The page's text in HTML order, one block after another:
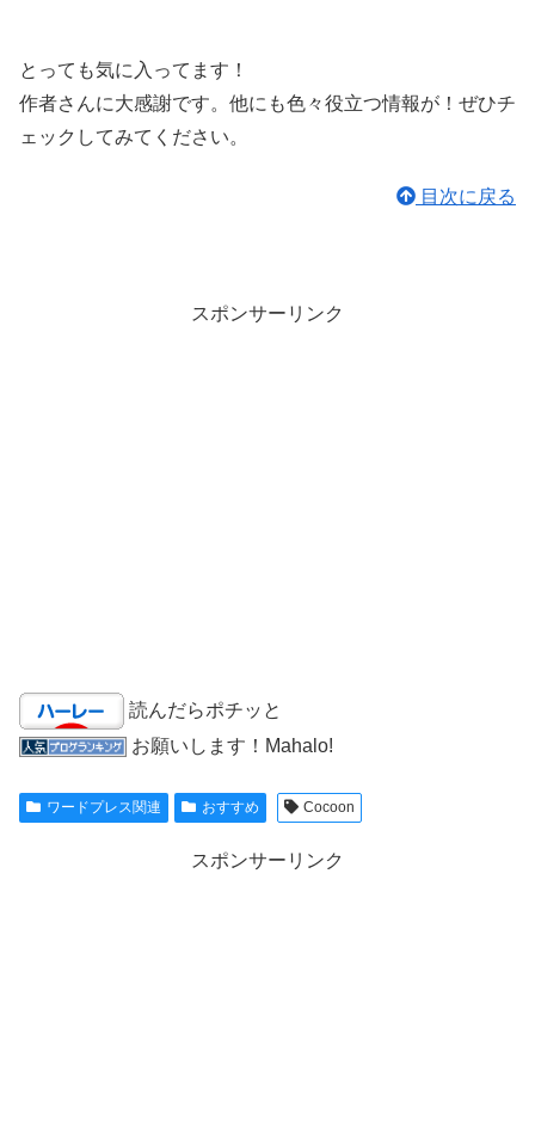
とっても気に入ってます！
作者さんに大感謝です。他にも色々役立つ情報が！ぜひチ
ェックしてみてください。
目次に戻る
スポンサーリンク
読んだらポチッと
お願いします！Mahalo!
ワードプレス関連 おすすめ Cocoon
スポンサーリンク